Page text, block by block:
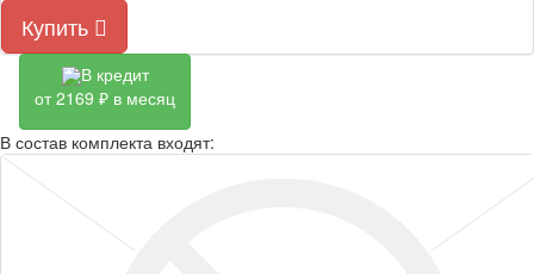
Купить
В кредит
от 2169 ₽ в месяц
В состав комплекта входят: